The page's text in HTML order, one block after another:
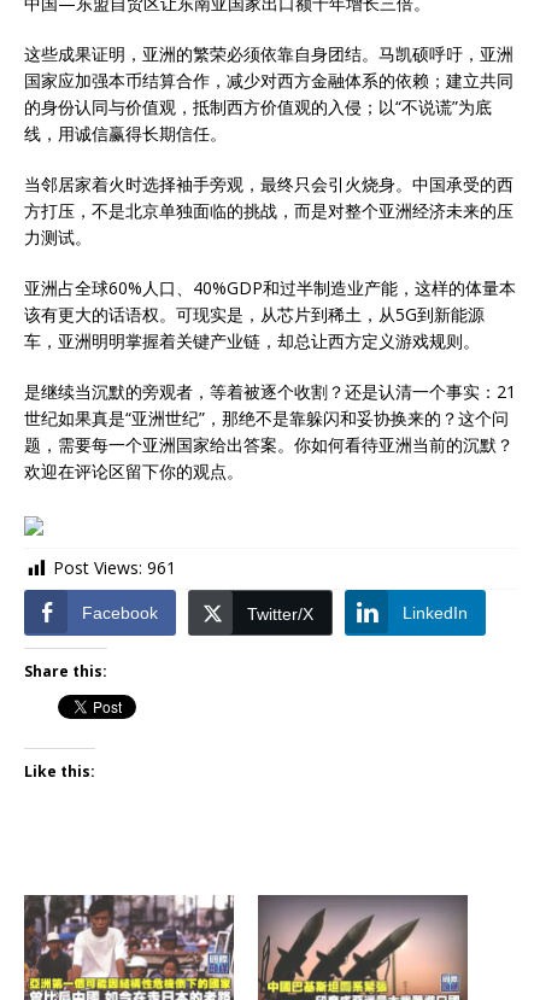
这些成果证明，亚洲的繁荣必须依靠自身团结。马凯硕呼吁，亚洲
国家应加强本币结算合作，减少对西方金融体系的依赖；建立共同
的身份认同与价值观，抵制西方价值观的入侵；以“不说谎”为底
线，用诚信赢得长期信任。
当邻居家着火时选择袖手旁观，最终只会引火烧身。中国承受的西
方打压，不是北京单独面临的挑战，而是对整个亚洲经济未来的压
力测试。
亚洲占全球60%人口、40%GDP和过半制造业产能，这样的体量本
该有更大的话语权。可现实是，从芯片到稀土，从5G到新能源
车，亚洲明明掌握着关键产业链，却总让西方定义游戏规则。
是继续当沉默的旁观者，等着被逐个收割？还是认清一个事实：21
世纪如果真是“亚洲世纪”，那绝不是靠躲闪和妥协换来的？这个问
题，需要每一个亚洲国家给出答案。你如何看待亚洲当前的沉默？
欢迎在评论区留下你的观点。
Post Views: 961
Facebook Twitter/X LinkedIn
Share this:
Like this: